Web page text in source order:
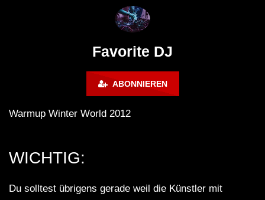
Favorite DJ
ABONNIEREN
Warmup Winter World 2012
WICHTIG:
Du solltest übrigens gerade weil die Künstler mit